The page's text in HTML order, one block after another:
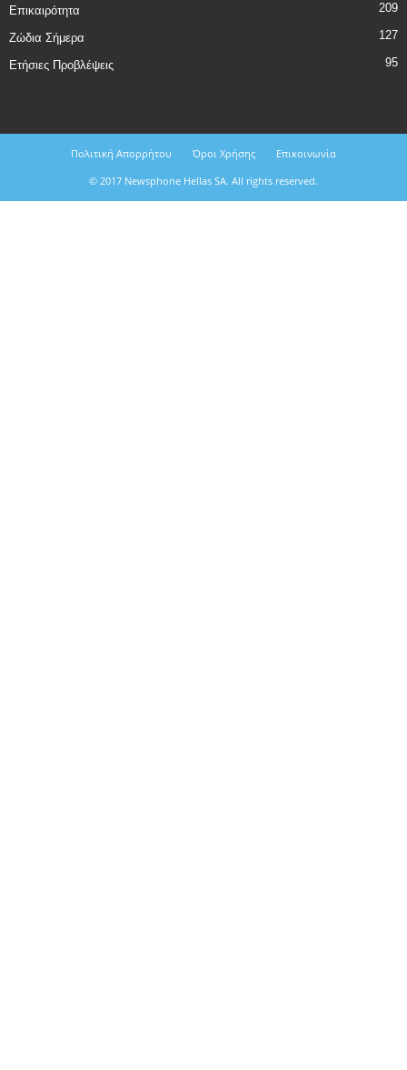
Επικαιρότητα 209
Ζώδια Σήμερα 127
Ετήσιες Προβλέψεις 95
Πολιτική Απορρήτου Όροι Χρήσης
Επικοινωνία
© 2017 Newsphone Hellas SA. All rights reserved.